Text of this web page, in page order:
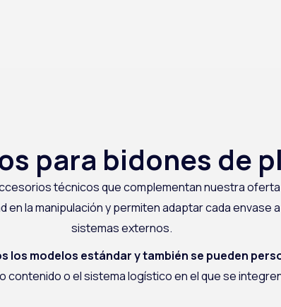
para bidones de
técnicos que complementan nuestra
la manipulación y permiten adaptar cada envase
sistemas externos.
los modelos estándar y también se pueden
contenido o el sistema logístico en el que se